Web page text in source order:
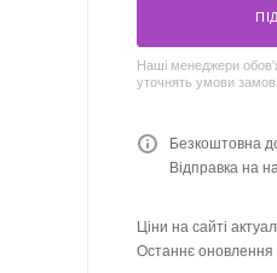
Наші менеджери
уточнять умови
Безкоштовна
Відправка на
Ціни на сайті
Останнє оновлення